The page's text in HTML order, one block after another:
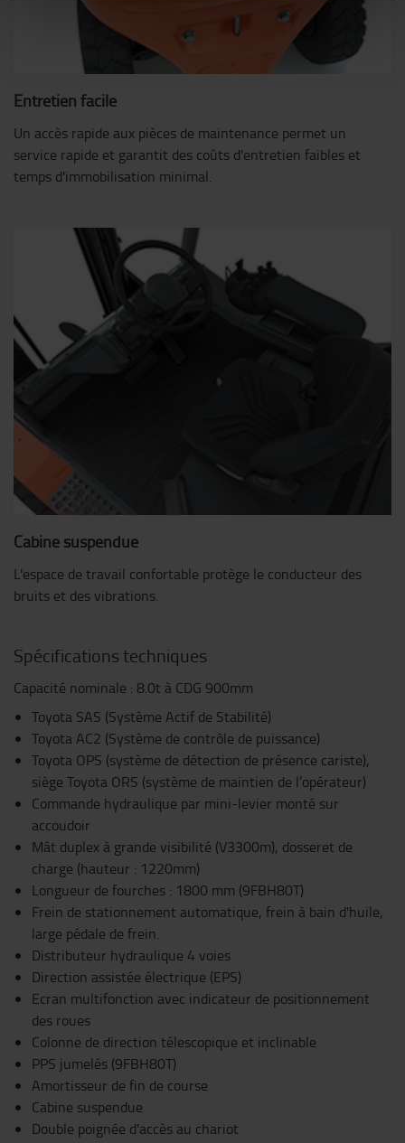
Entretien facile
Un accès rapide aux pièces de maintenance permet un
service rapide et garantit des coûts d'entretien faibles et
temps d'immobilisation minimal.
Cabine suspendue
L'espace de travail confortable protège le conducteur des
bruits et des vibrations.
Spécifications techniques
Capacité nominale : 8.0t à CDG 900mm
Toyota SAS (Système Actif de Stabilité)
Toyota AC2 (Système de contrôle de puissance)
Toyota OPS (système de détection de présence cariste),
siège Toyota ORS (système de maintien de l’opérateur)
Commande hydraulique par mini-levier monté sur
accoudoir
Mât duplex à grande visibilité (V3300m), dosseret de
charge (hauteur : 1220mm)
Longueur de fourches : 1800 mm (9FBH80T)
Frein de stationnement automatique, frein à bain d'huile,
large pédale de frein.
Distributeur hydraulique 4 voies
Direction assistée électrique (EPS)
Ecran multifonction avec indicateur de positionnement
des roues
Colonne de direction télescopique et inclinable
PPS jumelés (9FBH80T)
Amortisseur de fin de course
Cabine suspendue
Double poignée d'accès au chariot